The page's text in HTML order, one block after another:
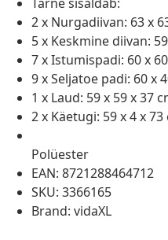
2 x Nurgadiivan: 63 x
5 x Keskmine diivan:
7 x Istumispadi: 60 x
9 x Seljatoe padi: 60 x
1 x Laud: 59 x 59 x 37
2 x Käetugi: 59 x 4 x 73
Polüester
EAN: 8721288464712
SKU: 3366165
Brand: vidaXL